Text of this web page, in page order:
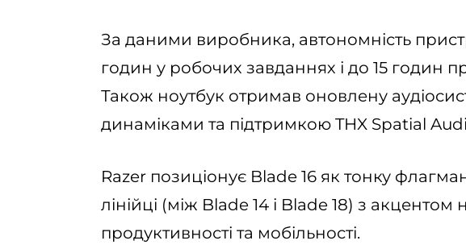
За даними виробника, автономність
годин у робочих завданнях і до 15 годин
Також ноутбук отримав оновлену
динаміками та підтримкою THX Spatial
Razer позиціонує Blade 16 як тонку
лінійці (між Blade 14 і Blade 18) з
продуктивності та мобільності.